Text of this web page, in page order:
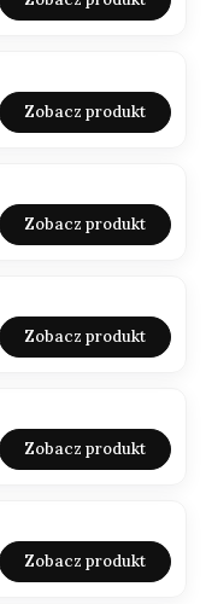
Zobacz produkt
Zobacz produkt
Zobacz produkt
Zobacz produkt
Zobacz produkt